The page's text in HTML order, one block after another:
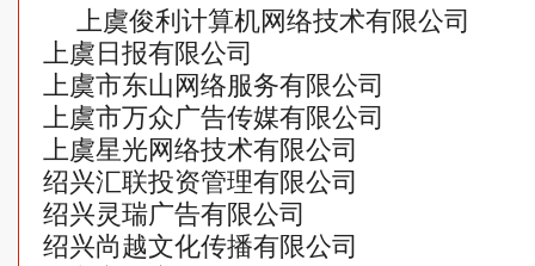
上虞俊利计算机网络技术有限公司
上虞日报有限公司
上虞市东山网络服务有限公司
上虞市万众广告传媒有限公司
上虞星光网络技术有限公司
绍兴汇联投资管理有限公司
绍兴灵瑞广告有限公司
绍兴尚越文化传播有限公司